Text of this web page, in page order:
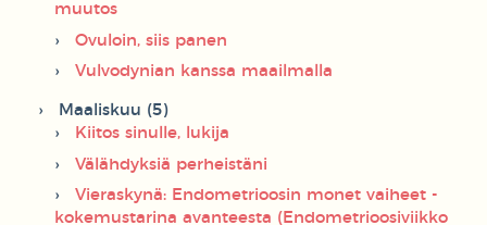
muutos
Ovuloin, siis panen
Vulvodynian kanssa maailmalla
Maaliskuu (5)
Kiitos sinulle, lukija
Välähdyksiä perheistäni
Vieraskynä: Endometrioosin monet vaiheet -
kokemustarina avanteesta (Endometrioosiviikko